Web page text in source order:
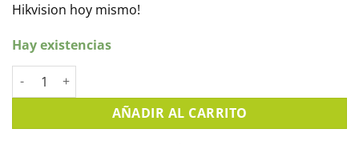
Hikvision hoy mismo!
Hay existencias
Cámara Bullet IP con detección de Humanos HIKVISION.
AÑADIR AL CARRITO